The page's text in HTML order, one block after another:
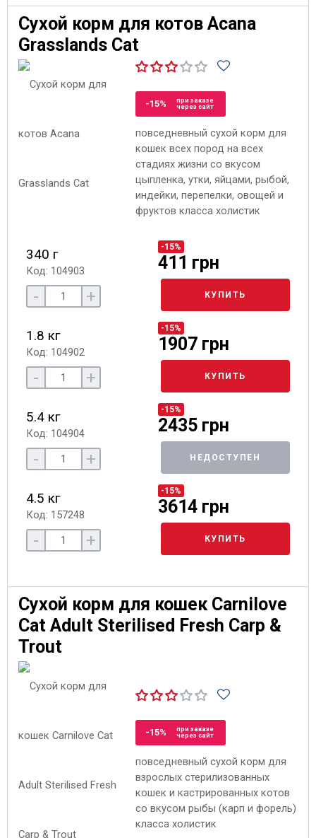
Сухой корм для котов Acana
Grasslands Cat
-15%
при заказе
через сайт
повседневный сухой корм для
кошек всех пород на всех
стадиях жизни со вкусом
цыпленка, утки, яйцами, рыбой,
индейки, перепелки, овощей и
фруктов класса холистик
340 г
Код: 104903
-15%
411 грн
- + КУПИТЬ
1.8 кг
Код: 104902
-15%
1907 грн
- + КУПИТЬ
5.4 кг
Код: 104904
-15%
2435 грн
- + НЕДОСТУПЕН
4.5 кг
Код: 157248
-15%
3614 грн
- + КУПИТЬ
Сухой корм для кошек Carnilove
Cat Adult Sterilised Fresh Carp &
Trout
-15%
при заказе
через сайт
повседневный сухой корм для
взрослых стерилизованных
кошек и кастрированных котов
со вкусом рыбы (карп и форель)
класса холистик